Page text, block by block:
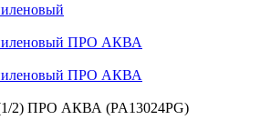
ПРО АКВА
ПРО АКВА
2) ПРО АКВА (PA13024PG)